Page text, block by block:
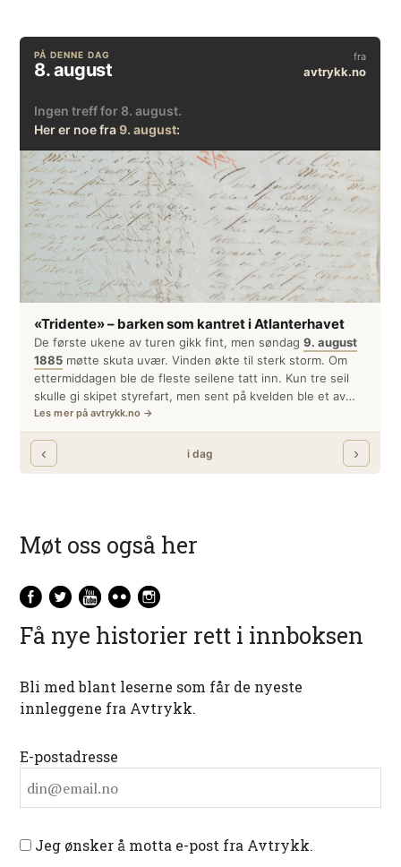
Møt oss også her
Få nye historier rett i innboksen
Bli med blant leserne som får de nyeste
innleggene fra Avtrykk.
E-postadresse
Jeg ønsker å motta e-post fra Avtrykk.